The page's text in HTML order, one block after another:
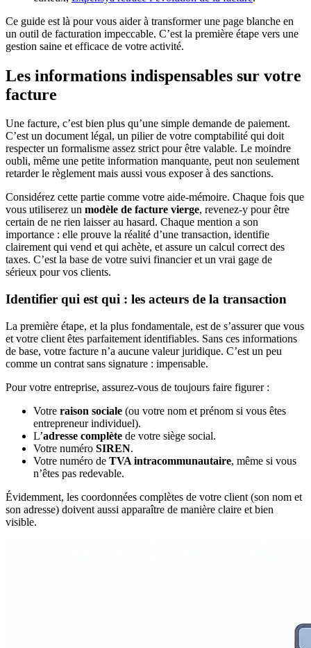
Ce guide est là pour vous aider à transformer une page blanche en
un outil de facturation impeccable. C’est la première étape vers une
gestion saine et efficace de votre activité.
Les informations indispensables sur votre
facture
Une facture, c’est bien plus qu’une simple demande de paiement.
C’est un document légal, un pilier de votre comptabilité qui doit
respecter un formalisme assez strict pour être valable. Le moindre
oubli, même une petite information manquante, peut non seulement
retarder le règlement mais aussi vous exposer à des sanctions.
Considérez cette partie comme votre aide-mémoire. Chaque fois que
vous utiliserez un modèle de facture vierge, revenez-y pour être
certain de ne rien laisser au hasard. Chaque mention a son
importance : elle prouve la réalité d’une transaction, identifie
clairement qui vend et qui achète, et assure un calcul correct des
taxes. C’est la base de votre suivi financier et un vrai gage de
sérieux pour vos clients.
Identifier qui est qui : les acteurs de la transaction
La première étape, et la plus fondamentale, est de s’assurer que vous
et votre client êtes parfaitement identifiables. Sans ces informations
de base, votre facture n’a aucune valeur juridique. C’est un peu
comme un contrat sans signature : impensable.
Pour votre entreprise, assurez-vous de toujours faire figurer :
Votre raison sociale (ou votre nom et prénom si vous êtes
entrepreneur individuel).
L’adresse complète de votre siège social.
Votre numéro SIREN.
Votre numéro de TVA intracommunautaire, même si vous
n’êtes pas redevable.
Évidemment, les coordonnées complètes de votre client (son nom et
son adresse) doivent aussi apparaître de manière claire et bien
visible.